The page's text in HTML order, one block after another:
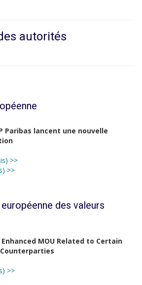
autorités
Paribas lancent une nouvelle
>>
>>
des valeurs
Enhanced MOU Related to Certain
>>